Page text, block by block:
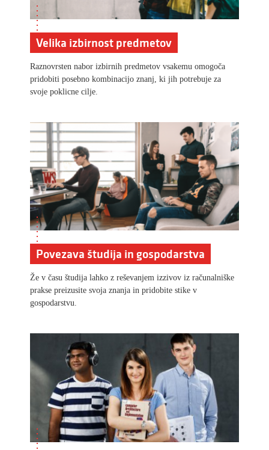
Velika izbirnost predmetov
Raznovrsten nabor izbirnih predmetov vsakemu omogoča
pridobiti posebno kombinacijo znanj, ki jih potrebuje za
svoje poklicne cilje.
Povezava študija in gospodarstva
Že v času študija lahko z reševanjem izzivov iz računalniške
prakse preizusite svoja znanja in pridobite stike v
gospodarstvu.